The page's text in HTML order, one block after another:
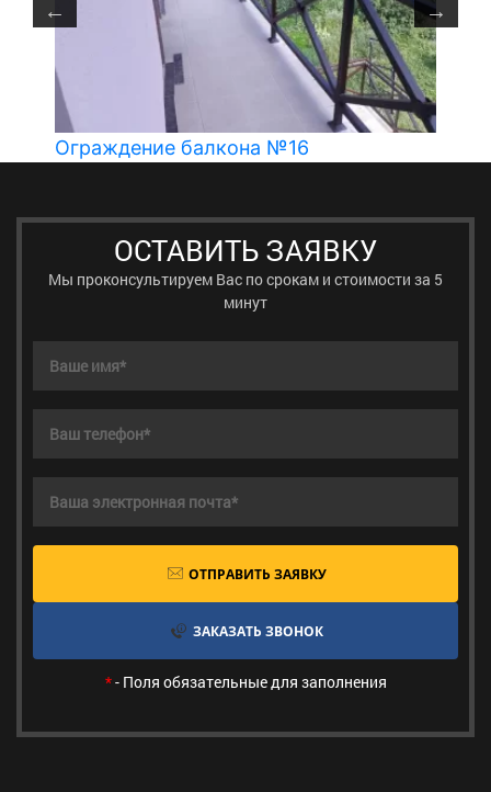
Ограждение балкона №16
ОСТАВИТЬ ЗАЯВКУ
Мы проконсультируем Вас по срокам и стоимости за 5
минут
ОТПРАВИТЬ ЗАЯВКУ
ЗАКАЗАТЬ ЗВОНОК
*- Поля обязательные для заполнения